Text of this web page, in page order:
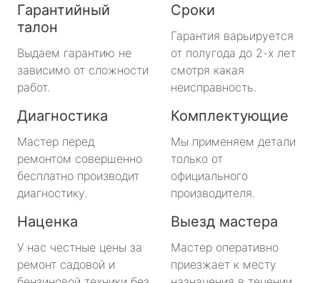
Гарантийный
талон
Выдаем гарантию не
зависимо от сложности
работ.
Сроки
Гарантия варьируется
от полугода до 2-х лет
смотря какая
неисправность.
Диагностика
Мастер перед
ремонтом совершенно
бесплатно производит
диагностику.
Комплектующие
Мы применяем детали
только от
официального
производителя.
Наценка
У нас честные цены за
ремонт садовой и
Выезд мастера
Мастер оперативно
приезжает к месту